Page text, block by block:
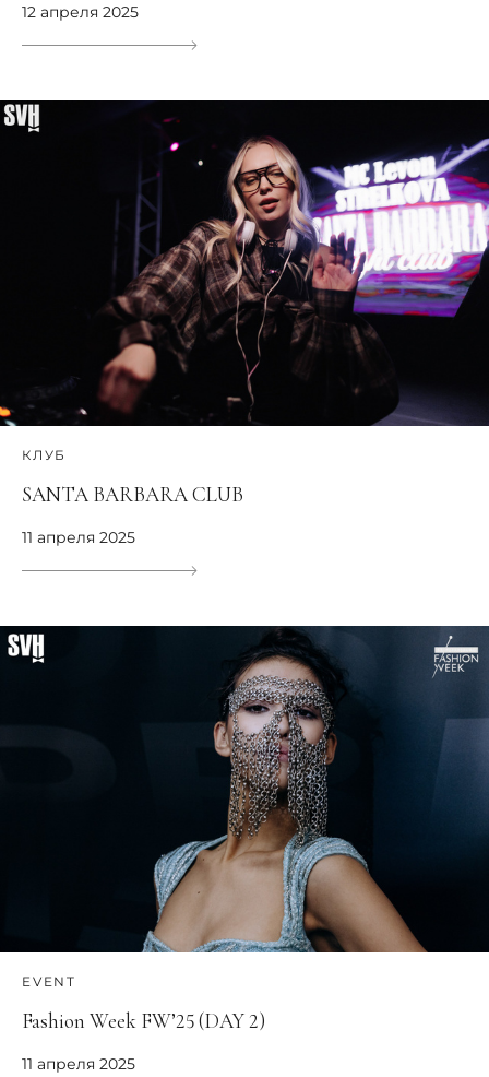
12 апреля 2025
КЛУБ
SANTA BARBARA CLUB
11 апреля 2025
EVENT
Fashion Week FW’25 (DAY 2)
11 апреля 2025